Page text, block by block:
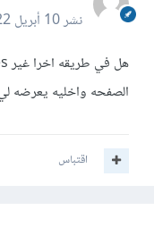
نشر10 أبريل 2022
الصفحه واخليه يعرضه
اقتباس